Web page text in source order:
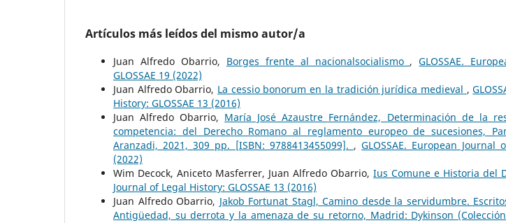
Artículos más leídos del mismo autor/a
Juan Alfredo Obarrio, Borges frente al nacionalsocialismo ,GLOSSAE.
GLOSSAE 19 (2022)
Juan Alfredo Obarrio, La cessio bonorum en la tradición jurídica medieval ,
History: GLOSSAE 13 (2016)
Juan Alfredo Obarrio, María José Azaustre Fernández, Determinación de la
competencia: del Derecho Romano al reglamento europeo de sucesiones,
Aranzadi, 2021, 309 pp. [ISBN: 9788413455099]. ,GLOSSAE. European Journal
(2022)
Wim Decock, Aniceto Masferrer, Juan Alfredo Obarrio, Ius Comune e Historia del
Journal of Legal History: GLOSSAE 13 (2016)
Juan Alfredo Obarrio, Jakob Fortunat Stagl, Camino desde la servidumbre.
Antigüedad, su derrota y la amenaza de su retorno, Madrid: Dykinson